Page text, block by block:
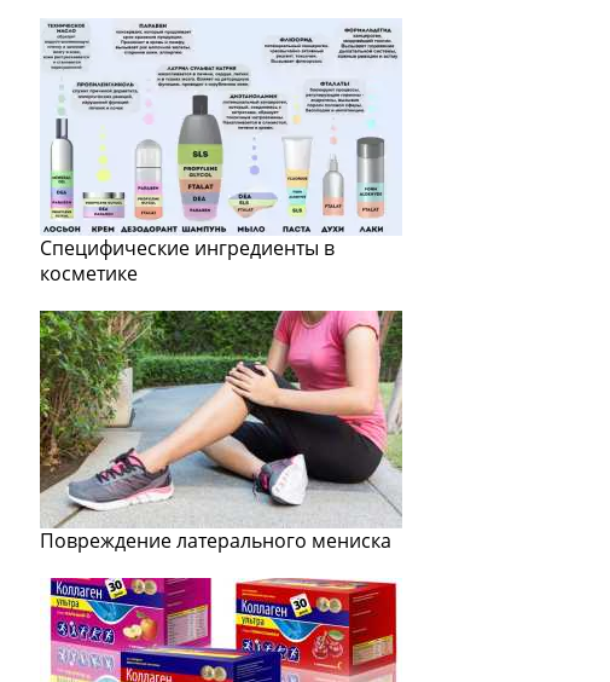
Специфические ингредиенты в
косметике
Повреждение латерального мениска